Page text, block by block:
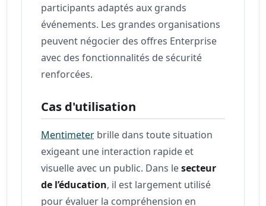
participants adaptés aux grands
événements. Les grandes organisations
peuvent négocier des offres Enterprise
avec des fonctionnalités de sécurité
renforcées.
Cas d'utilisation
Mentimeter brille dans toute situation
exigeant une interaction rapide et
visuelle avec un public. Dans lesecteur
de l’éducation, il est largement utilisé
pour évaluer la compréhension en